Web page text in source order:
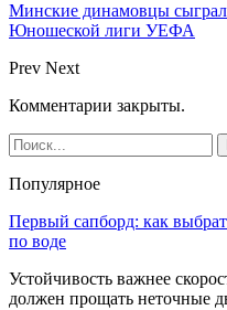
Минские динамовцы
Юношеской лиги УЕФА
Prev Next
Комментарии закрыты.
Популярное
Первый сапборд: как
по воде
Устойчивость важнее
должен прощать неточные